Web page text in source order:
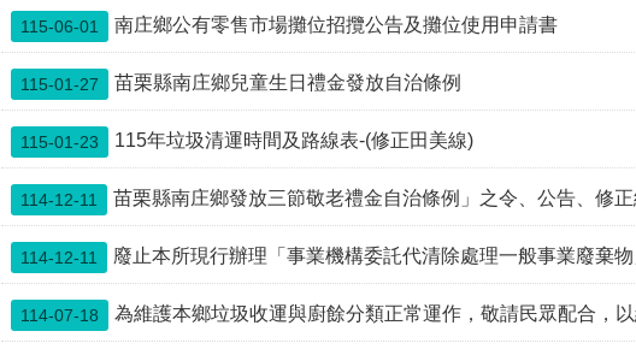
115-06-01 南庄鄉公有零售市場攤位招攬公告及攤位使用申請書
115-01-27 苗栗縣南庄鄉兒童生日禮金發放自治條例
115-01-23 115年垃圾清運時間及路線表-(修正田美線)
114-12-11 苗栗縣南庄鄉發放三節敬老禮金自治條例」之令、公告、修正總說明
114-12-11 廢止本所現行辦理「事業機構委託代清除處理一般事業廢棄物」之清運收費模式
114-07-18 為維護本鄉垃圾收運與廚餘分類正常運作，敬請民眾配合，以